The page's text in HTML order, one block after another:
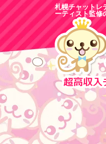
札幌チャットレ
ーティスト監修